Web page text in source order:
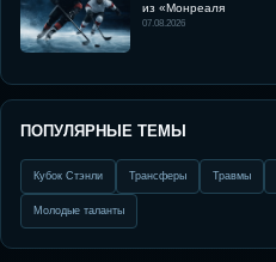
из «Монреаля
07.08.2026
ПОПУЛЯРНЫЕ ТЕМЫ
Кубок Стэнли Трансферы Травмы
Молодые таланты